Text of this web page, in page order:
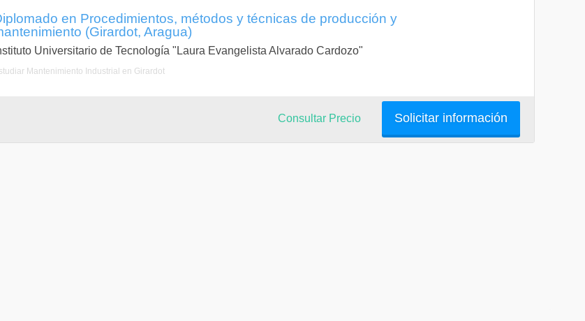
en Procedimientos, métodos y técnicas de producción y
(Girardot, Aragua)
Universitario de Tecnología "Laura Evangelista Alvarado Cardozo"
Mantenimiento Industrial en Girardot
Solicitar información
Consultar Precio